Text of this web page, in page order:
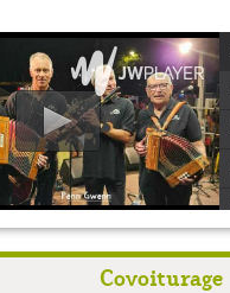
Covoiturage